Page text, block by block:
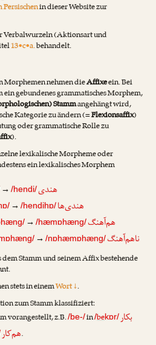
in dieser Website zur
(Aktionsart und
13•c•a.behandelt.
Morphemen nehmen dieAffixeein. Bei
gebundenes grammatisches Morphem,
Stammangehängt wird,
Kategorie zu ändern (=Flexionsaffix)
oder grammatische Rolle zu
).
lexikalische Morpheme oder
ein lexikalisches Morphem
→/hendi/هندی
→/hendihɒ/هندی‌ها
→/hæmɒhæng/هم‌آهنگ
→/nɒhæmɒhæng/ناهم‌آهنگ
Stamm und seinem Affix bestehende
stets in einemWort ↓.
zum Stamm klassifiziert:
vorangestellt, z.B./be-/in/bekɒr/بکار
هم‌کار.